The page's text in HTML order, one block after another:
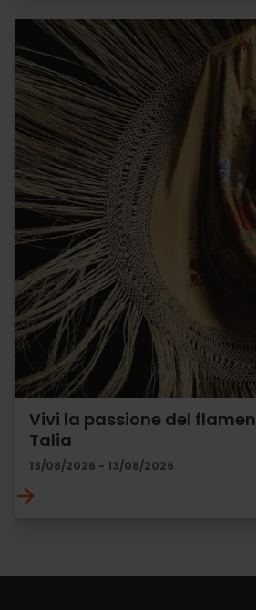
Vivi la passione del
Talia
13/08/2026 - 13/08/2026